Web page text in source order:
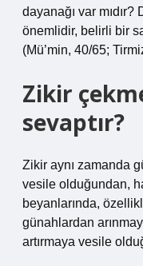
dayanağı var
önemlidir, belirli bir
(Mü’min, 40/65;
Zikir
sevaptır?
Zikir aynı zamanda
vesile olduğundan,
beyanlarında,
günahlardan
artırmaya vesile